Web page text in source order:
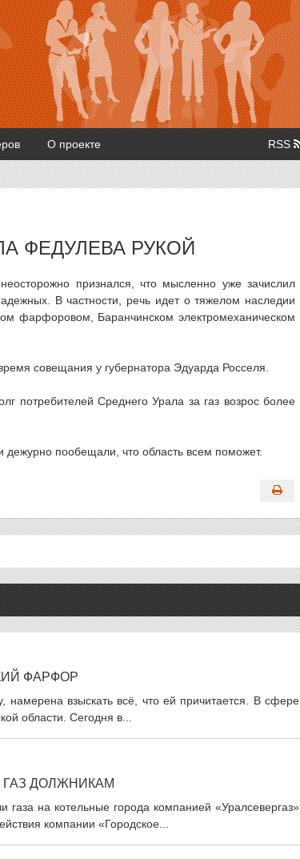
О проекте RSS
ФЕДУЛЕВА РУКОЙ
признался, что мысленно уже зачислил
В частности, речь идет о тяжелом наследии
фарфоровом, Баранчинском электромеханическом
совещания у губернатора Эдуарда Росселя.
потребителей Среднего Урала за газ возрос более
дежурно пообещали, что область всем поможет.
ФАРФОР
намерена взыскать всё, что ей причитается. В сфере
области. Сегодня в...
ГАЗ ДОЛЖНИКАМ
газа на котельные города компанией «Уралсевергаз»
компании «Городское...